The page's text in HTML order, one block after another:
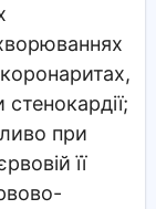
при
її